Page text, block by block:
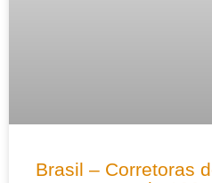
Brasil – Corretoras